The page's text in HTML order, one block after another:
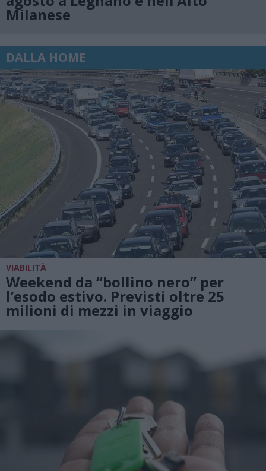
Milanese
DALLA HOME
VIABILITÀ
Weekend da “bollino nero” per
l’esodo estivo. Previsti oltre 25
milioni di mezzi in viaggio